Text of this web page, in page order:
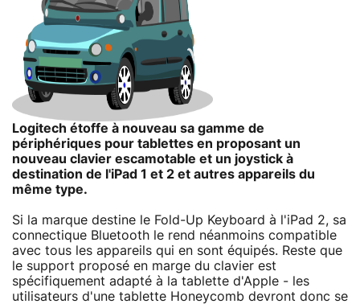
Logitech étoffe à nouveau sa gamme de
périphériques pour tablettes en proposant un
nouveau clavier escamotable et un joystick à
destination de l'iPad 1 et 2 et autres appareils du
même type.
Si la marque destine le Fold-Up Keyboard à l'iPad 2, sa
connectique Bluetooth le rend néanmoins compatible
avec tous les appareils qui en sont équipés. Reste que
le support proposé en marge du clavier est
spécifiquement adapté à la tablette d'Apple - les
utilisateurs d'une tablette Honeycomb devront donc se